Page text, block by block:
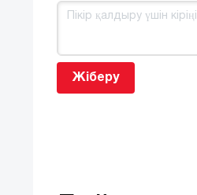
Жіберу